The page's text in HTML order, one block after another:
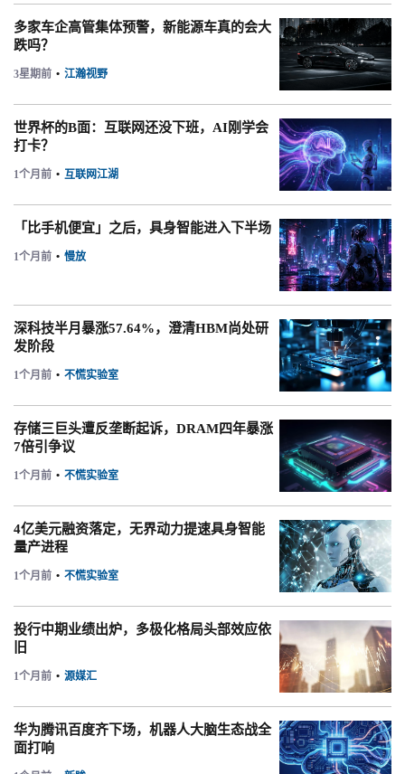
多家车企高管集体预警，新能源车真的会大
跌吗？
3星期前 • 江瀚视野
世界杯的B面：互联网还没下班，AI刚学会
打卡？
1个月前 • 互联网江湖
「比手机便宜」之后，具身智能进入下半场
1个月前 • 慢放
深科技半月暴涨57.64%，澄清HBM尚处研
发阶段
1个月前 • 不慌实验室
存储三巨头遭反垄断起诉，DRAM四年暴涨
7倍引争议
1个月前 • 不慌实验室
4亿美元融资落定，无界动力提速具身智能
量产进程
1个月前 • 不慌实验室
投行中期业绩出炉，多极化格局头部效应依
旧
1个月前 • 源媒汇
华为腾讯百度齐下场，机器人大脑生态战全
面打响